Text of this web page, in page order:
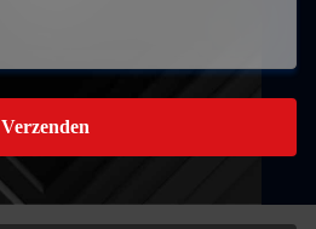
Verzenden